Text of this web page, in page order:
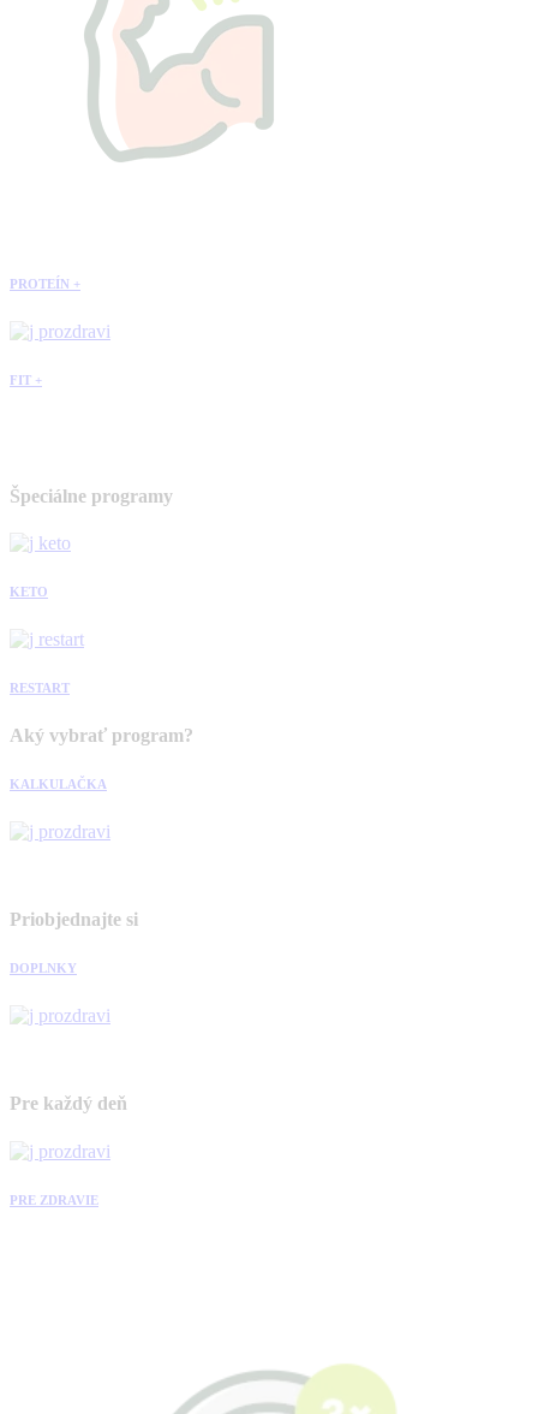
PROTEÍN +
FIT +
Špeciálne programy
KETO
RESTART
Aký vybrať program?
KALKULAČKA
Priobjednajte si
DOPLNKY
Pre každý deň
PRE ZDRAVIE